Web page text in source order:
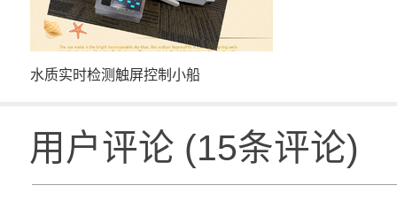
水质实时检测触屏控制小船
用户评论 (15条评论)